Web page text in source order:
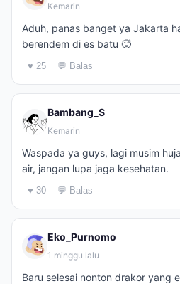
Kemarin
Aduh, panas banget ya Jakarta
berendem di es batu 🥵
♥ 25 💬 Balas
Bambang_S
Kemarin
Waspada ya guys, lagi musim
air, jangan lupa jaga kesehatan.
♥ 30 💬 Balas
Eko_Purnomo
1 minggu lalu
Baru selesai nonton drakor yang